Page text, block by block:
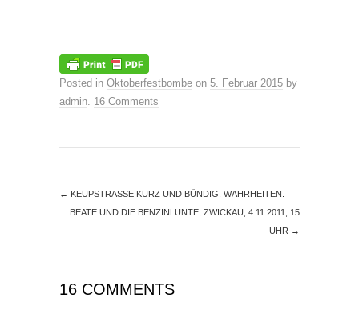
Posted in Oktoberfestbombe on 5. Februar 2015 by
admin 16 Comments
← KEUPSTRASSE KURZ UND BÜNDIG. WAHRHEITEN.
BEATE UND DIE BENZINLUNTE, ZWICKAU, 4.11.2011, 15
UHR →
16 COMMENTS